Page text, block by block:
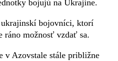
bojujú na Ukrajine.
bojovníci, ktorí
ráno možnosť vzdať sa.
v Azovstale stále približne